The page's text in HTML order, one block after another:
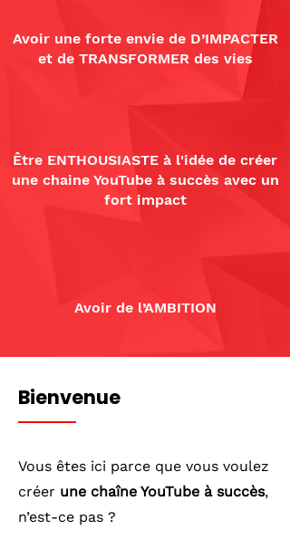
Avoir une forte envie de D’IMPACTER
et de TRANSFORMER des vies
Être ENTHOUSIASTE à l'idée de créer
une chaine YouTube à succès avec un
fort impact
Avoir de l’AMBITION
Bienvenue
Vous êtes ici parce que vous voulez
créer une chaîne YouTube à succès,
n’est-ce pas ?